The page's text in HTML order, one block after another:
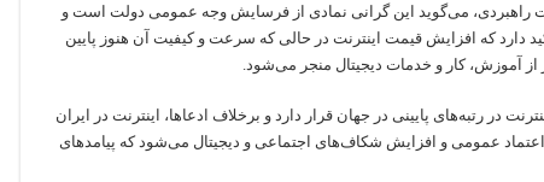
راهبردی، می‌گوید این گرانی نمادی از فرسایش وجه عمومی دولت است و
دارد که افزایش قیمت اینترنت در حالی که سرعت و کیفیت آن هنوز پایین
آموزش، کار و خدمات دیجیتال منجر می‌شود.
در رتبه‌های پایینی در جهان قرار دارد و برخلاف ادعاها، اینترنت در ایران
عمومی و افزایش شکاف‌های اجتماعی و دیجیتال می‌شود که پیامدهای